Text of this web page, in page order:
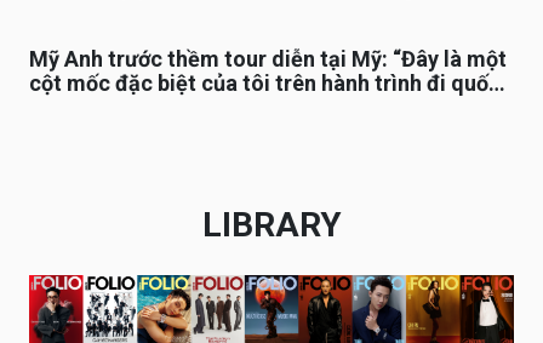
Mỹ Anh trước thềm tour diễn tại Mỹ: “Đây là một
cột mốc đặc biệt của tôi trên hành trình đi quốc
LIBRARY